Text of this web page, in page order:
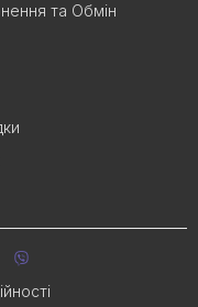
та Обмін